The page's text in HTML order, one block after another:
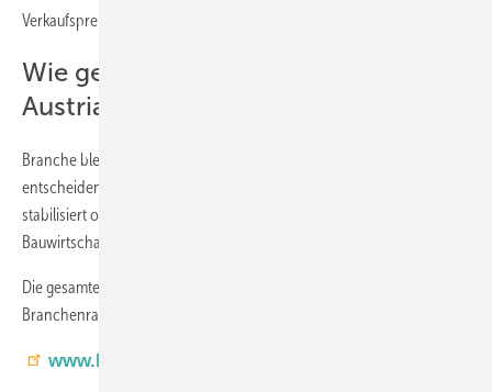
Verkaufspreis ging um 1,4 Prozent zurück.
Wie geht es bei den Innentüren in
Austria weiter?
Branche bleibt unter Druck: Die rückläufige Baukonjunktur bleibt der
entscheidende Faktor für den Markt. Ob sich der Trend 2025
stabilisiert oder der Abschwung anhält, wird maßgeblich von der
Bauwirtschaft abhängen.
Die gesamte Studie mit detaillierten Zahlen und Prognosen gibt es bei
Branchenradar.com Marktanalyse.
www.branchenradar.com